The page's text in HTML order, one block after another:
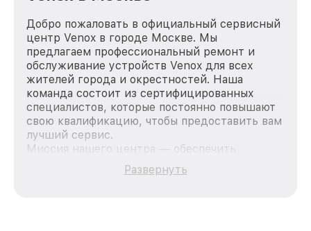
Добро пожаловать в официальный сервисный
центр Venox в городе Москве. Мы
предлагаем профессиональный ремонт и
обслуживание устройств Venox для всех
жителей города и окрестностей. Наша
команда состоит из сертифицированных
специалистов, которые постоянно повышают
свою квалификацию, чтобы предоставить вам
лучший сервис.
Миссия нашего центра — обеспечить
качественный и доступный ремонт для
каждого пользователя продукции Venox, вне
Развернуть